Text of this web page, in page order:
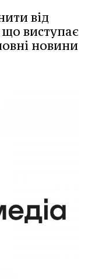
від
що виступає
новини